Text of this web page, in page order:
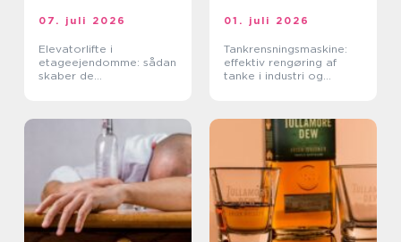
07. juli 2026
Elevatorlifte i
etageejendomme: sådan
skaber de
01. juli 2026
Tankrensningsmaskine:
effektiv rengøring af
tanke i industri og